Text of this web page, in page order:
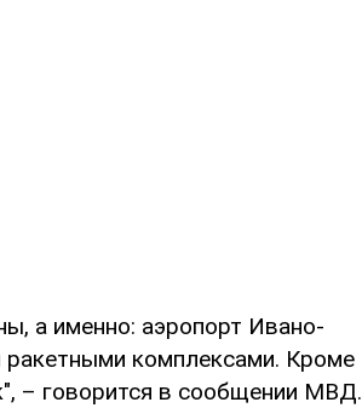
а именно: аэропорт Ивано-
комплексами. Кроме
– говорится в сообщении МВД.